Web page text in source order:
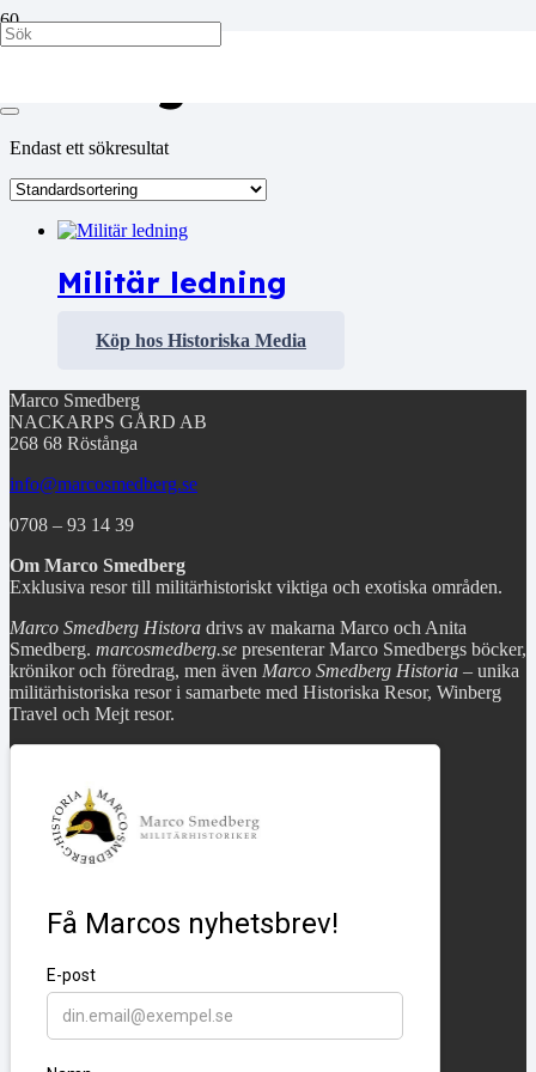
Endast ett sökresultat
Militär ledning
Köp hos Historiska Media
Marco Smedberg
NACKARPS GÅRD AB
268 68 Röstånga
info@marcosmedberg.se
0708 – 93 14 39
Om Marco Smedberg
Exklusiva resor till militärhistoriskt viktiga och exotiska områden.
Marco Smedberg Histora drivs av makarna Marco och Anita
Smedberg. marcosmedberg.se presenterar Marco Smedbergs böcker,
krönikor och föredrag, men även Marco Smedberg Historia – unika
militärhistoriska resor i samarbete med Historiska Resor, Winberg
Travel och Mejt resor.